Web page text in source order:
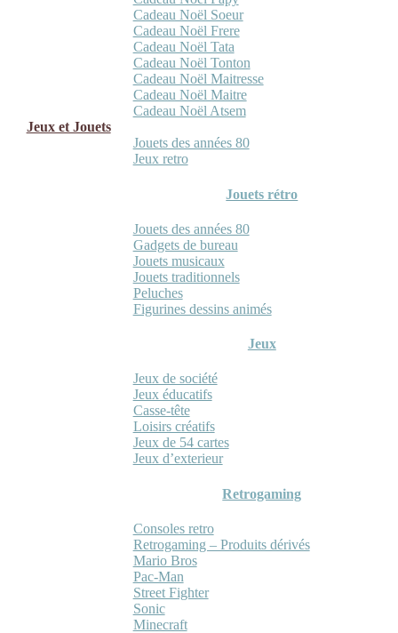
Cadeau Noël Soeur
Cadeau Noël Frere
Cadeau Noël Tata
Cadeau Noël Tonton
Cadeau Noël Maitresse
Cadeau Noël Maitre
Cadeau Noël Atsem
Jeux et Jouets
Jouets des années 80
Jeux retro
Jouets rétro
Jouets des années 80
Gadgets de bureau
Jouets musicaux
Jouets traditionnels
Peluches
Figurines dessins animés
Jeux
Jeux de société
Jeux éducatifs
Casse-tête
Loisirs créatifs
Jeux de 54 cartes
Jeux d’exterieur
Retrogaming
Consoles retro
Retrogaming – Produits dérivés
Mario Bros
Pac-Man
Street Fighter
Sonic
Minecraft